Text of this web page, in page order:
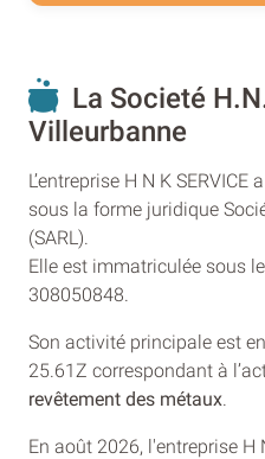
La Societé
Villeurbanne
L’entreprise H N K
sous la forme juridique
(SARL).
Elle est immatriculée sous
308050848.
Son activité principale est
25.61Z correspondant à
revêtement des métaux
En août 2026, l'entreprise H